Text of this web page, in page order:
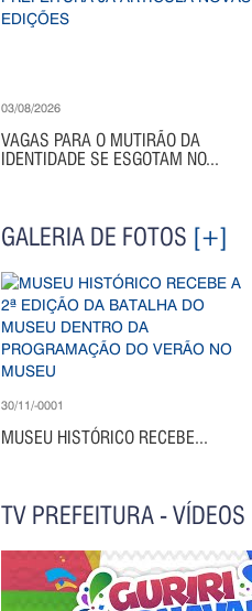
03/08/2026
VAGAS PARA O MUTIRÃO DA
IDENTIDADE SE ESGOTAM NO...
GALERIA DE FOTOS [+]
30/11/-0001
MUSEU HISTÓRICO RECEBE...
TV PREFEITURA - VÍDEOS